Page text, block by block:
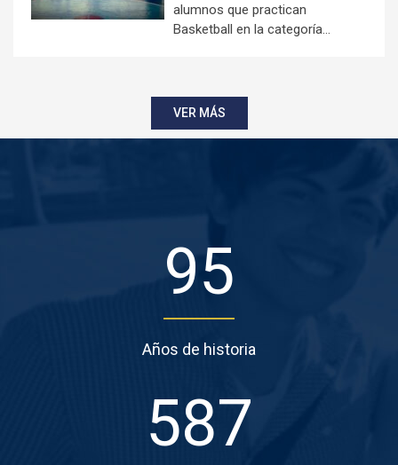
alumnos que practican
Basketball en la categoría…
VER MÁS
95
Años de historia
587